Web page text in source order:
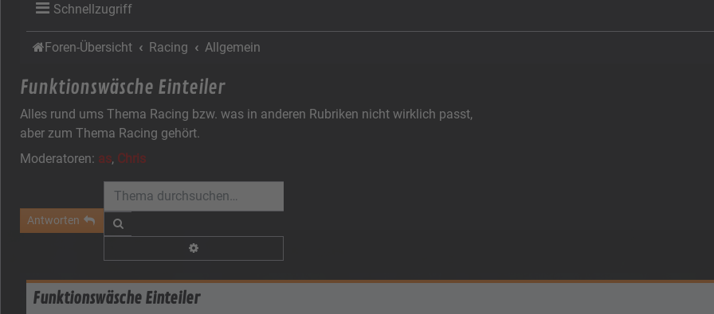
Schnellzugriff
Foren-Übersicht Racing Allgemein
Funktionswäsche Einteiler
Alles rund ums Thema Racing bzw. was in anderen Rubriken nicht wirklich passt,
aber zum Thema Racing gehört.
Moderatoren: as, Chris
Antworten
Funktionswäsche Einteiler